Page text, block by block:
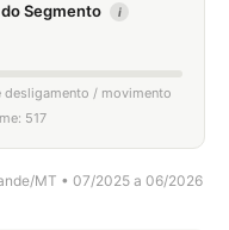
do Segmento i
desligamento / movimento
517
MT • 07/2025 a 06/2026